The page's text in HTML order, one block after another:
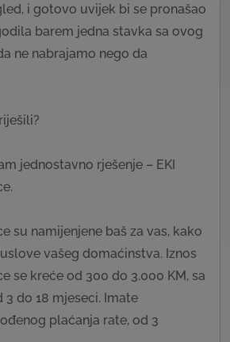
i gotovo uvijek bi se pronašao
barem jedna stavka sa ovog
ne nabrajamo nego da
jednostavno rješenje – EKI
su namijenjene baš za vas, kako
vašeg domaćinstva. Iznos
se kreće od 300 do 3.000 KM, sa
do 18 mjeseci. Imate
plaćanja rate, od 3